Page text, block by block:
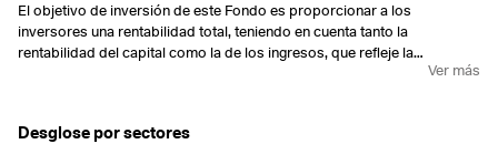
Desglose por sectores
El objetivo de inversión de este Fondo es proporcionar a los
inversores una rentabilidad total, teniendo en cuenta tanto la
rentabilidad del capital como la de los ingresos, que refleje la
Ver más